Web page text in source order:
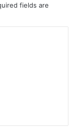
fields are